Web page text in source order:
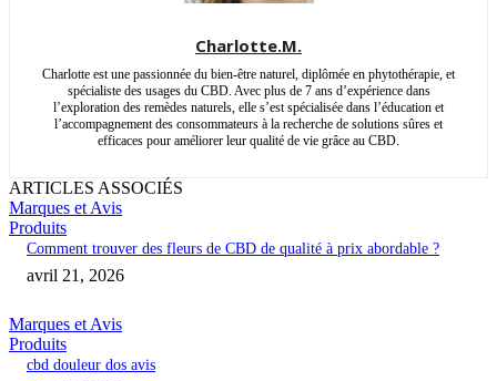
Charlotte.M.
Charlotte est une passionnée du bien-être naturel, diplômée en phytothérapie, et
spécialiste des usages du CBD. Avec plus de 7 ans d’expérience dans
l’exploration des remèdes naturels, elle s’est spécialisée dans l’éducation et
l’accompagnement des consommateurs à la recherche de solutions sûres et
efficaces pour améliorer leur qualité de vie grâce au CBD.
ARTICLES ASSOCIÉS
Marques et Avis
Produits
Comment trouver des fleurs de CBD de qualité à prix abordable ?
avril 21, 2026
Marques et Avis
Produits
cbd douleur dos avis